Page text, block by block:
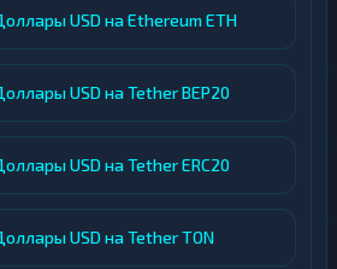
USD на Ethereum ETH
USD на Tether BEP20
USD на Tether ERC20
USD на Tether TON